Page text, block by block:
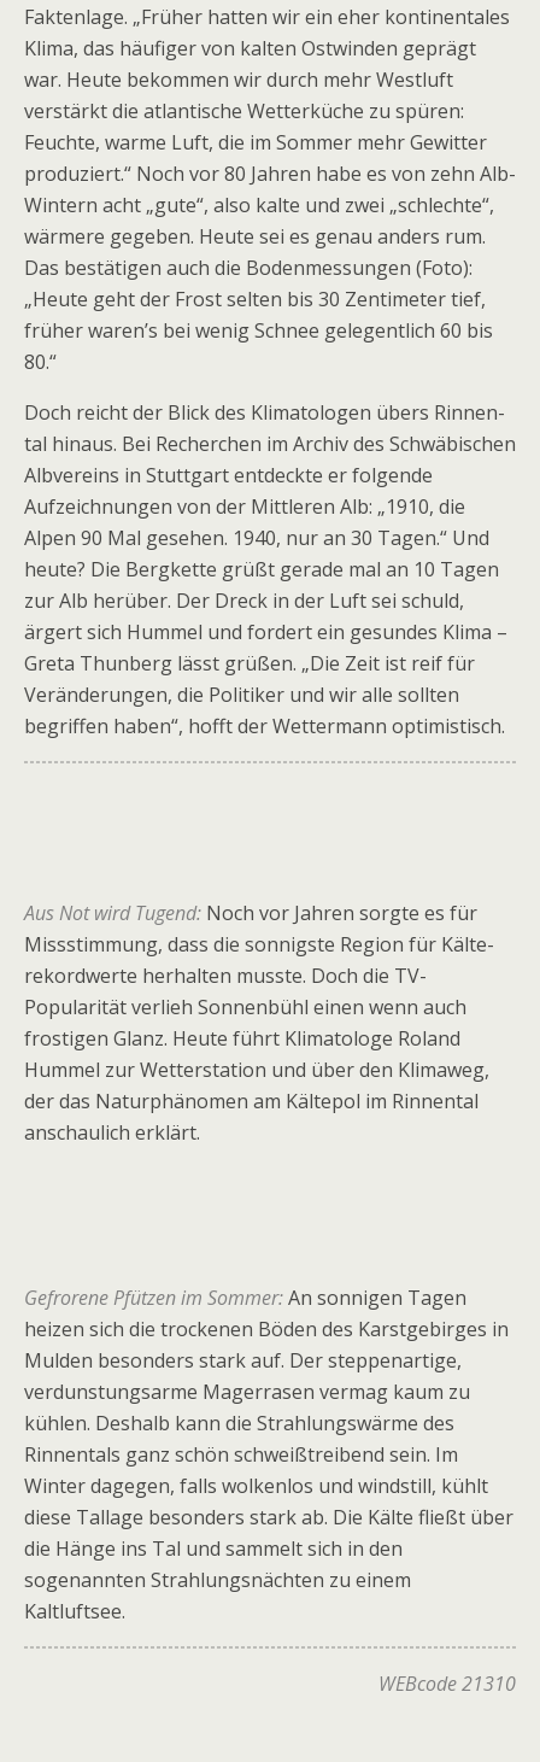
Faktenlage. „Früher hatten wir ein eher kontinentales
Klima, das häufiger von kalten Ostwinden geprägt
war. Heute bekommen wir durch mehr Westluft
verstärkt die atlantische Wetterküche zu spüren:
Feuchte, warme Luft, die im Sommer mehr Gewitter
produziert.“ Noch vor 80 Jahren habe es von zehn Alb-
Wintern acht „gute“, also kalte und zwei „schlechte“,
wärmere gegeben. Heute sei es genau anders rum.
Das bestätigen auch die Bodenmessungen (Foto):
„Heute geht der Frost selten bis 30 Zentime­ter tief,
früher waren’s bei wenig Schnee gelegentlich 60 bis
80.“
Doch reicht der Blick des Klimatologen übers Rinnen­
tal hinaus. Bei Recherchen im Archiv des Schwäbischen
Albvereins in Stuttgart entdeckte er folgende
Aufzeichnun­gen von der Mittleren Alb: „1910, die
Alpen 90 Mal gesehen. 1940, nur an 30 Tagen.“ Und
heute? Die Berg­kette grüßt gerade mal an 10 Tagen
zur Alb herüber. Der Dreck in der Luft sei schuld,
ärgert sich Hummel und fordert ein gesundes Klima –
Greta Thunberg lässt grüßen. „Die Zeit ist reif für
Veränderun­gen, die Politiker und wir alle sollten
begriffen haben“, hofft der Wettermann optimistisch.
Aus Not wird Tugend: Noch vor Jahren sorgte es für
Missstimmung, dass die sonnigste Region für Kälte­
rekord­werte herhalten musste. Doch die TV-
Popularität verlieh Sonnenbühl einen wenn auch
frostigen Glanz. Heute führt Klimatologe Roland
Hummel zur Wetterstation und über den Klimaweg,
der das Naturphänomen am Kältepol im Rinnental
anschaulich erklärt.
Gefrorene Pfützen im Sommer:An sonnigen Tagen
heizen sich die trockenen Böden des Karstgebirges in
Mulden besonders stark auf. Der steppenartige,
verdunstungsarme Magerrasen vermag kaum zu
kühlen. Deshalb kann die Strahlungswärme des
Rinnentals ganz schön schweißtreibend sein. Im
Winter dagegen, falls wolkenlos und windstill, kühlt
diese Tallage besonders stark ab. Die Kälte fließt über
die Hänge ins Tal und sammelt sich in den
sogenannten Strahlungsnächten zu einem
Kaltluftsee.
WEBcode 21310